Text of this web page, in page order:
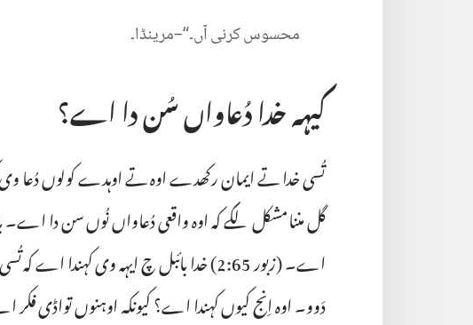
محسوسکرنیآں۔“‏–‏مرینڈا۔‏
کیہہ خدا دُعاواں سُن دا اے؟‏
تُسی خدا تے ایمان رکھدے اوہ تے اوہدے کولوں دُعا
گل مننا مشکل لگے کہ اوہ واقعی دُعاواں نُوں سن دا اے۔
اے۔ (‏زبور 65:‏2
‏)‏ خدا بائبل چ ایہہ وی کہندا اے کہ
دَوو۔ اوہ اِنج کیوں کہندا اے؟ کیونکہ اوہنوں تواڈی